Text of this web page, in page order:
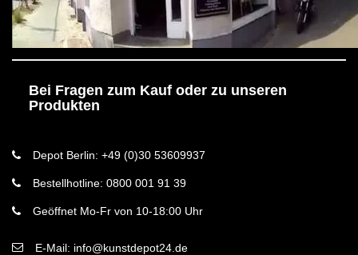
Bei Fragen zum Kauf oder zu unseren
Produkten
Depot Berlin: +49 (0)30 53609937
Bestellhotline: 0800 001 91 39
Geöffnet Mo-Fr von 10-18:00 Uhr
E-Mail: info@kunstdepot24.de